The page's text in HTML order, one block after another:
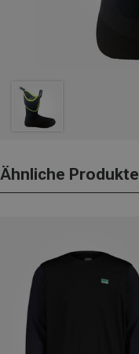
Ähnliche Produkte